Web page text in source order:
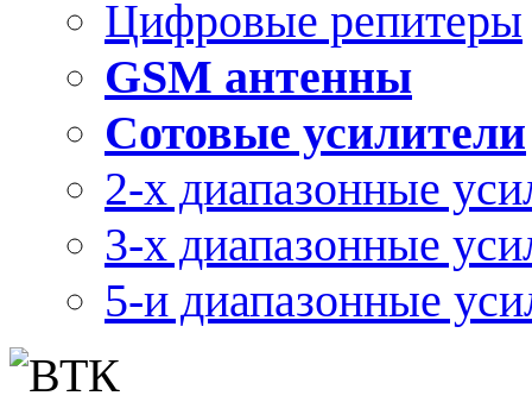
Цифровые репитеры
GSM антенны
Сотовые усилители
2-х диапазонные
3-х диапазонные
5-и диапазонные